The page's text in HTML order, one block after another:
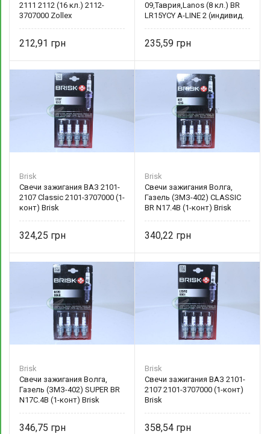
2111 2112 (16 кл.) 2112-
3707000 Zollex
212,91
09,Таврия,Lanos (8 кл.) BR
LR15YCY A-LINE 2 (индивид.
235,59
Brisk
Свечи зажигания ВАЗ 2101-
2107 Classic 2101-3707000 (1-
конт) Brisk
324,25
Brisk
Свечи зажигания Волга,
Газель (ЗМЗ-402) CLASSIC
BR N17.4B (1-конт) Brisk
340,22
Brisk
Свечи зажигания Волга,
Газель (ЗМЗ-402) SUPER BR
N17C.4B (1-конт) Brisk
346,75
Brisk
Свечи зажигания ВАЗ 2101-
2107 2101-3707000 (1-конт)
Brisk
358,54